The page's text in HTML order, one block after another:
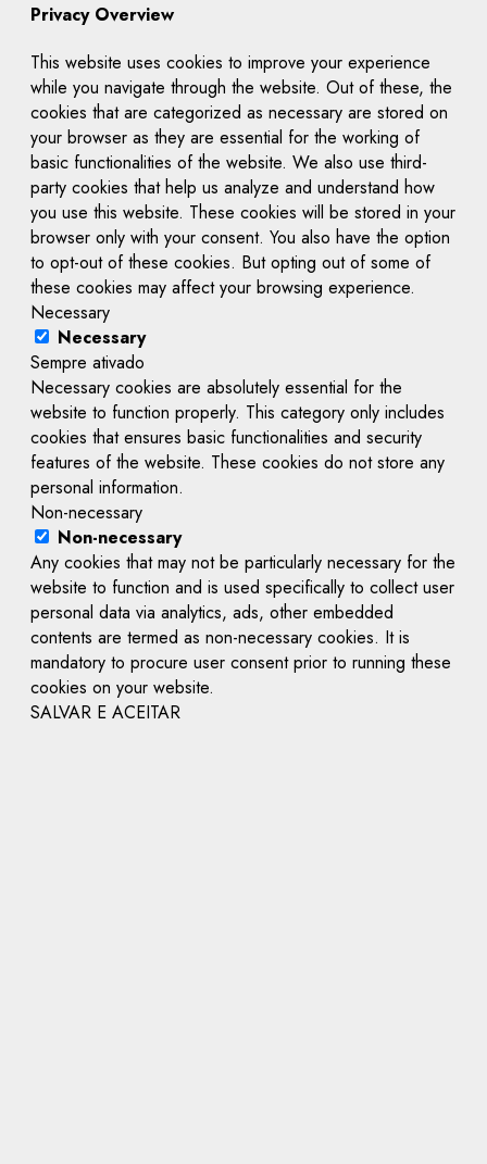
Privacy Overview
This website uses cookies to improve your experience
while you navigate through the website. Out of these, the
cookies that are categorized as necessary are stored on
your browser as they are essential for the working of
basic functionalities of the website. We also use third-
party cookies that help us analyze and understand how
you use this website. These cookies will be stored in your
browser only with your consent. You also have the option
to opt-out of these cookies. But opting out of some of
these cookies may affect your browsing experience.
Necessary
Necessary
Sempre ativado
Necessary cookies are absolutely essential for the
website to function properly. This category only includes
cookies that ensures basic functionalities and security
features of the website. These cookies do not store any
personal information.
Non-necessary
Non-necessary
Any cookies that may not be particularly necessary for the
website to function and is used specifically to collect user
personal data via analytics, ads, other embedded
contents are termed as non-necessary cookies. It is
mandatory to procure user consent prior to running these
cookies on your website.
SALVAR E ACEITAR